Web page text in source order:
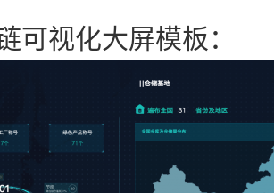
可视化大屏模板：